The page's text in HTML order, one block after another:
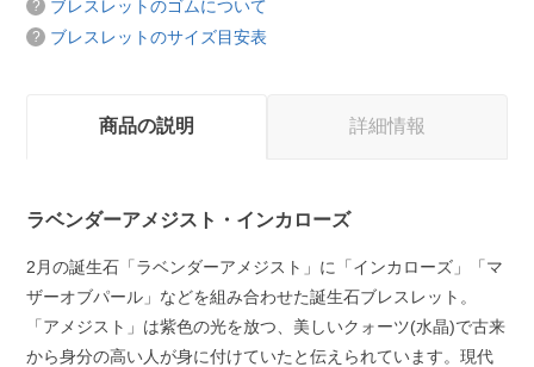
ブレスレットのゴムについて
ブレスレットのサイズ目安表
商品の説明 詳細情報
ラベンダーアメジスト・インカローズ
2月の誕生石「ラベンダーアメジスト」に「インカローズ」「マ
ザーオブパール」などを組み合わせた誕生石ブレスレット。
「アメジスト」は紫色の光を放つ、美しいクォーツ(水晶)で古来
から身分の高い人が身に付けていたと伝えられています。現代